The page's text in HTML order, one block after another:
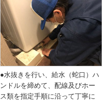
●水抜きを行い、給水（蛇口）ハ
ンドルを締めて、配線及びホー
ス類を指定手順に沿って丁寧に